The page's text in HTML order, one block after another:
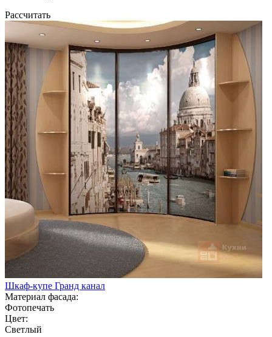
Рассчитать
Шкаф-купе Гранд канал
Материал фасада:
Фотопечать
Цвет:
Светлый